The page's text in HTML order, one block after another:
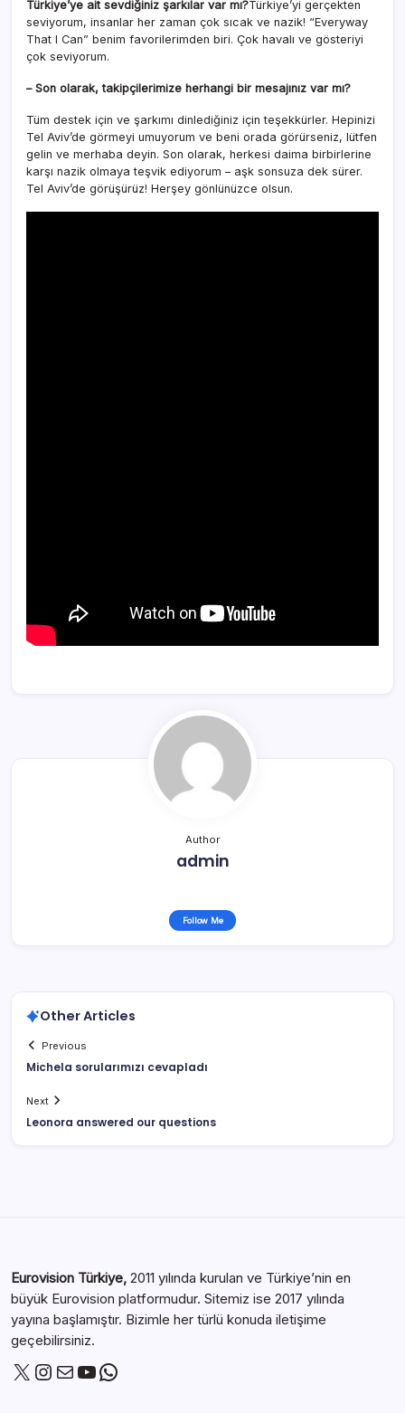
Türkiye’ye ait sevdiğiniz şarkılar var mı?Türkiye’yi gerçekten
seviyorum, insanlar her zaman çok sıcak ve nazik! “Everyway
That I Can” benim favorilerimden biri. Çok havalı ve gösteriyi
çok seviyorum.
– Son olarak, takipçilerimize herhangi bir mesajınız var mı?
Tüm destek için ve şarkımı dinlediğiniz için teşekkürler. Hepinizi
Tel Aviv’de görmeyi umuyorum ve beni orada görürseniz, lütfen
gelin ve merhaba deyin. Son olarak, herkesi daima birbirlerine
karşı nazik olmaya teşvik ediyorum – aşk sonsuza dek sürer.
Tel Aviv’de görüşürüz! Herşey gönlünüzce olsun.
Author
admin
Follow Me
Other Articles
Previous
Michela sorularımızı cevapladı
Next
Leonora answered our questions
Eurovision Türkiye, 2011 yılında kurulan ve Türkiye’nin en
büyük Eurovision platformudur. Sitemiz ise 2017 yılında
yayına başlamıştır. Bizimle her türlü konuda iletişime
geçebilirsiniz.